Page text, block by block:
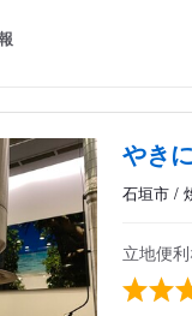
やき
石垣市 /
立地便